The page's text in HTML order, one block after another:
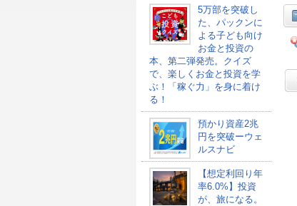
5万部を突破し
た、パックンに
よる子ども向け
お金と投資の
本、第二弾発売。クイズ
で、楽しくお金と投資を学
ぶ！「稼ぐ力」を身に着け
る！
預かり資産2兆
円を突破ーウェ
ルスナビ
【想定利回り年
率6.0%】投資
が、旅になる。